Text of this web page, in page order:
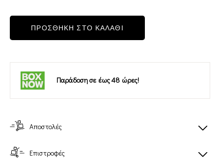
ΠΡΟΣΘΗΚΗ ΣΤΟ ΚΑΛΑΘΙ
Παράδοση σε έως 48 ώρες!
Αποστολές
Επιστροφές